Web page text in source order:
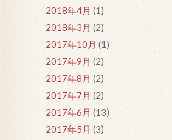
2018年4月 (1)
2018年3月 (2)
2017年10月 (1)
2017年9月 (2)
2017年8月 (2)
2017年7月 (2)
2017年6月 (13)
2017年5月 (3)